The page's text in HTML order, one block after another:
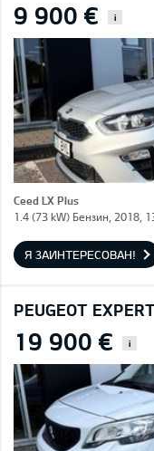
9 900 € i
Ceed LX Plus
1.4 (73 kW) Бензин, 2018,
Я ЗАИНТЕРЕСОВАН!
PEUGEOT
19 900 € i